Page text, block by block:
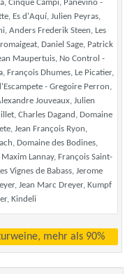
Cinque Campi, Panevino -
Es d'Aquí, Julien Peyras,
Anders Frederik Steen, Les
Daniel Sage, Patrick
Maupertuis, No Control -
François Dhumes, Le Picatier,
- Gregoire Perron,
Jouveaux, Julien
Charles Dagand, Domaine
Jean François Ryon,
Domaine des Bodines,
Lannay, François Saint-
Vignes de Babass, Jerome
Jean Marc Dreyer, Kumpf
Kindeli
mehr als 90%